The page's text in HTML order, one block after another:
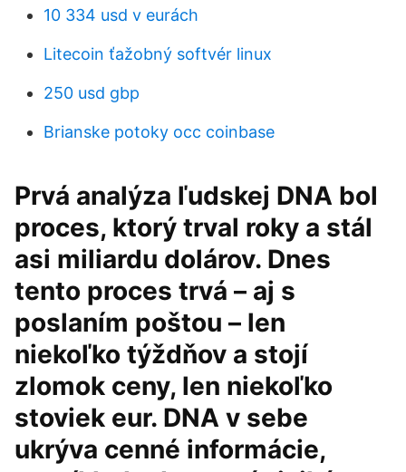
10 334 usd v eurách
Litecoin ťažobný softvér linux
250 usd gbp
Brianske potoky occ coinbase
Prvá analýza ľudskej DNA bol
proces, ktorý trval roky a stál
asi miliardu dolárov. Dnes
tento proces trvá – aj s
poslaním poštou – len
niekoľko týždňov a stojí
zlomok ceny, len niekoľko
stoviek eur. DNA v sebe
ukrýva cenné informácie,